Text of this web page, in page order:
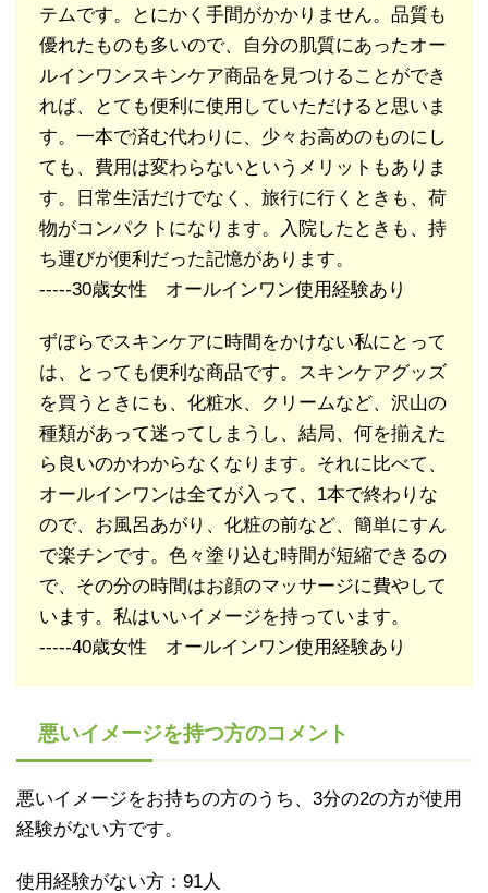
テムです。とにかく手間がかかりません。品質も
優れたものも多いので、自分の肌質にあったオー
ルインワンスキンケア商品を見つけることができ
れば、とても便利に使用していただけると思いま
す。一本で済む代わりに、少々お高めのものにし
ても、費用は変わらないというメリットもありま
す。日常生活だけでなく、旅行に行くときも、荷
物がコンパクトになります。入院したときも、持
ち運びが便利だった記憶があります。
-----30歳女性 オールインワン使用経験あり
ずぼらでスキンケアに時間をかけない私にとって
は、とっても便利な商品です。スキンケアグッズ
を買うときにも、化粧水、クリームなど、沢山の
種類があって迷ってしまうし、結局、何を揃えた
ら良いのかわからなくなります。それに比べて、
オールインワンは全てが入って、1本で終わりな
ので、お風呂あがり、化粧の前など、簡単にすん
で楽チンです。色々塗り込む時間が短縮できるの
で、その分の時間はお顔のマッサージに費やして
います。私はいいイメージを持っています。
-----40歳女性 オールインワン使用経験あり
悪いイメージを持つ方のコメント
悪いイメージをお持ちの方のうち、3分の2の方が使用
経験がない方です。
使用経験がない方：91人